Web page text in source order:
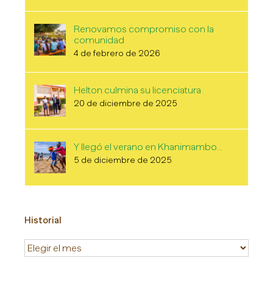
Renovamos compromiso con la
comunidad
4 de febrero de 2026
Helton culmina su licenciatura
20 de diciembre de 2025
Y llegó el verano en Khanimambo…
5 de diciembre de 2025
Historial
Historial